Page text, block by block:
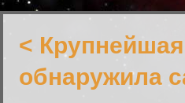
<
обнаружила